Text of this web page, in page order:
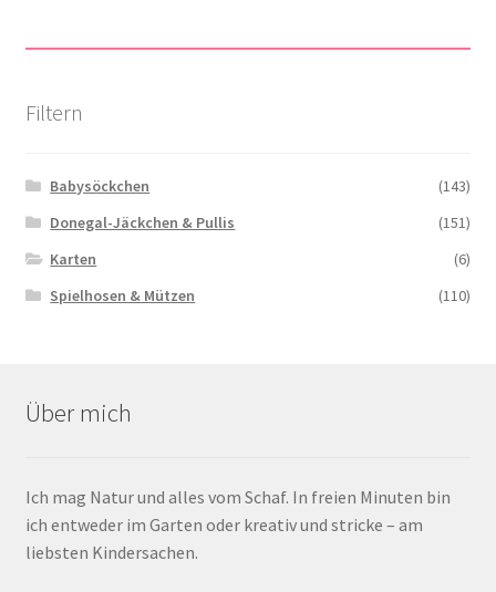
Filtern
Babysöckchen
(143)
Donegal-Jäckchen & Pullis
(151)
Karten
(6)
Spielhosen & Mützen
(110)
Über mich
Ich mag Natur und alles vom Schaf. In freien Minuten bin
ich entweder im Garten oder kreativ und stricke – am
liebsten Kindersachen.